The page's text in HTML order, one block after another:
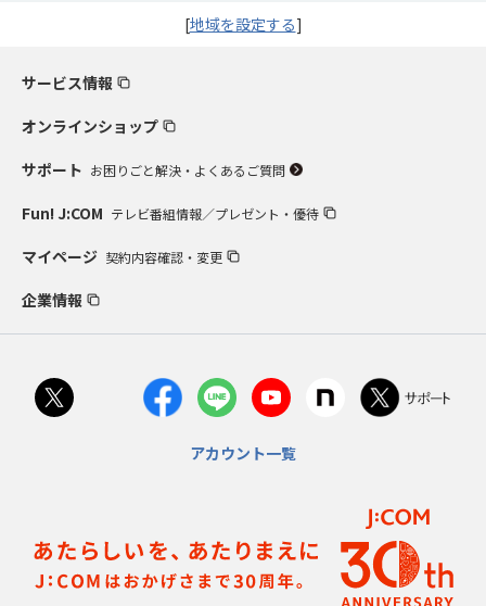
[地域を設定する]
サービス情報
オンラインショップ
サポート お困りごと解決・よくあるご質問
Fun! J:COM テレビ番組情報／プレゼント・優待
マイページ 契約内容確認・変更
企業情報
アカウント一覧